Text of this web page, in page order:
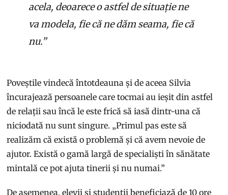
acela, deoarece o astfel de situație ne
va modela, fie că ne dăm seama, fie că
nu.”
Poveștile vindecă întotdeauna și de aceea Silvia
încurajează persoanele care tocmai au ieșit din astfel
de relații sau încă le este frică să iasă dintr-una că
niciodată nu sunt singure. „Primul pas este să
realizăm că există o problemă și că avem nevoie de
ajutor. Există o gamă largă de specialiști în sănătate
mintală ce pot ajuta tinerii și nu numai.”
De asemenea, elevii și studenții beneficiază de 10 ore